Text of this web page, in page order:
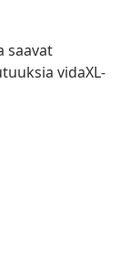
saavat
vidaXL-